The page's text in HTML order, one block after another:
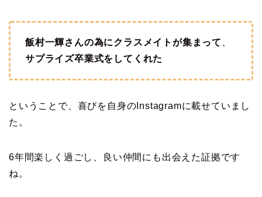
飯村一輝さんの為にクラスメイトが集まって
サプライズ卒業式をしてくれた
ということで、喜びを自身のInstagramに載せていまし
た。
6年間楽しく過ごし、良い仲間にも出会えた証拠です
ね。